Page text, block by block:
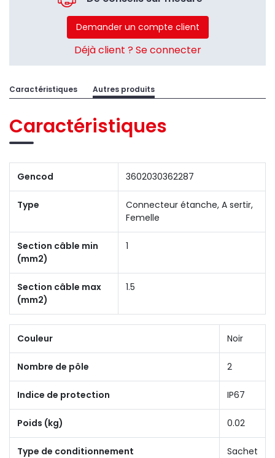
Demander un compte client
Déjà client ? Se connecter
Caractéristiques Autres produits
Caractéristiques
Gencod 3602030362287
Type
Connecteur étanche, A sertir,
Femelle
Section câble min
(mm2)
1
Section câble max
(mm2)
1.5
Couleur Noir
Nombre de pôle 2
Indice de protection IP67
Poids (kg) 0.02
Type de conditionnement Sachet